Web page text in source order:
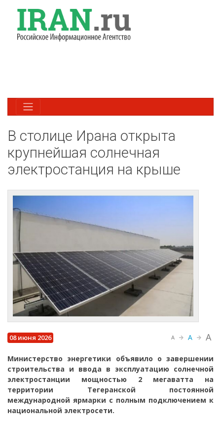
В столице Ирана открыта
крупнейшая солнечная
электростанция на крыше
08 июня 2026 A A A
Министерство энергетики объявило о завершении
строительства и ввода в эксплуатацию солнечной
электростанции мощностью 2 мегаватта на
территории Тегеранской постоянной
международной ярмарки с полным подключением к
национальной электросети.